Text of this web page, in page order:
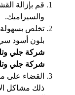
قم بإزالة
والسيراميك.
تخلص بسهولة
بلون أسود
شركة جلي
شركة جلي
القضاء على
ذلك مشاكل